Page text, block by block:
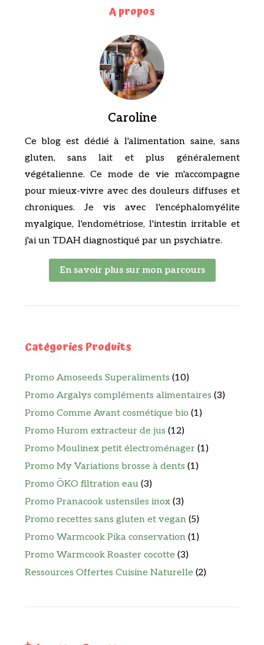
A propos
Caroline
Ce blog est dédié à l'alimentation saine, sans
gluten, sans lait et plus généralement
végétalienne. Ce mode de vie m'accompagne
pour mieux-vivre avec des douleurs diffuses et
chroniques. Je vis avec l'encéphalomyélite
myalgique, l'endométriose, l'intestin irritable et
j'ai un TDAH diagnostiqué par un psychiatre.
En savoir plus sur mon parcours
Catégories Produits
Promo Amoseeds Superaliments (10)
Promo Argalys compléments alimentaires (3)
Promo Comme Avant cosmétique bio (1)
Promo Hurom extracteur de jus (12)
Promo Moulinex petit électroménager (1)
Promo My Variations brosse à dents (1)
Promo ÖKO filtration eau (3)
Promo Pranacook ustensiles inox (3)
Promo recettes sans gluten et vegan (5)
Promo Warmcook Pika conservation (1)
Promo Warmcook Roaster cocotte (3)
Ressources Offertes Cuisine Naturelle (2)